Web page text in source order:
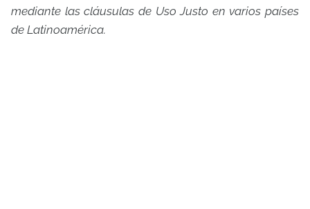
mediante las cláusulas de Uso Justo en varios países
de Latinoamérica.